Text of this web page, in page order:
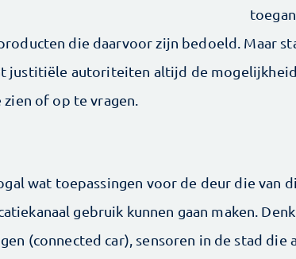
die daarvoor zijn bedoeld. Maar
justitiële autoriteiten altijd de
zien of op te vragen.
wat toepassingen voor de deur die van
gebruik kunnen gaan maken.
(connected car), sensoren in de stad die